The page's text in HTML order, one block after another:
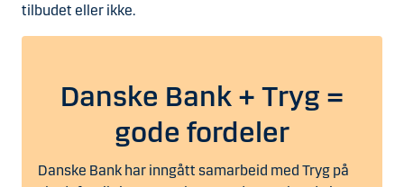
tilbudet eller ikke.
Danske Bank + Tryg =
gode fordeler
Danske Bank har inngått samarbeid med Tryg på